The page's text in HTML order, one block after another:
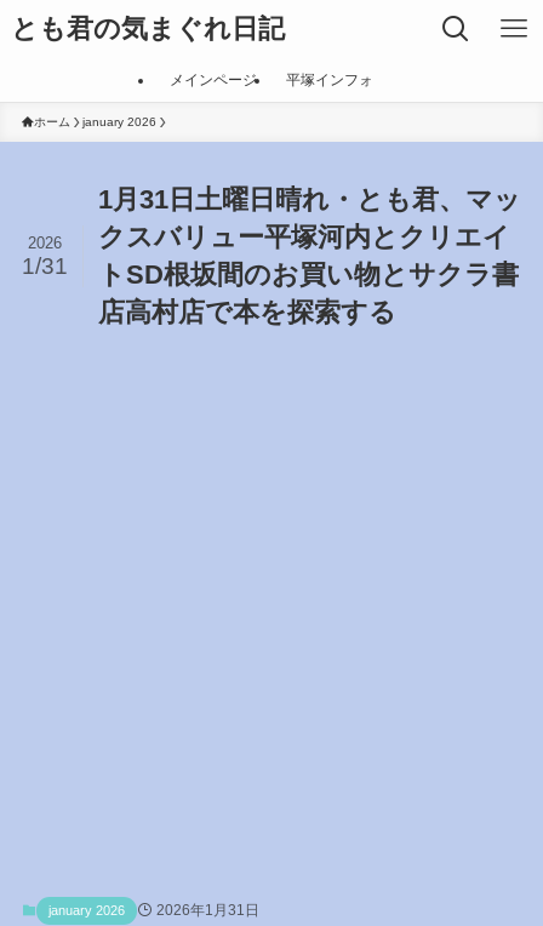
とも君の気まぐれ日記
メインページ 平塚インフォ
ホーム january 2026
1月31日土曜日晴れ・とも君、マッ
クスバリュー平塚河内とクリエイ
トSD根坂間のお買い物とサクラ書
店高村店で本を探索する
2026
1/31
january 2026 2026年1月31日